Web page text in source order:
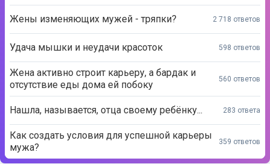
Жены изменяющих мужей - тряпки? 2 718 ответов
Удача мышки и неудачи красоток 598 ответов
Жена активно строит карьеру, а бардак и
отсутствие еды дома ей побоку
560 ответов
Нашла, называется, отца своему ребёнку... 283 ответа
Как создать условия для успешной карьеры
мужа?
359 ответов